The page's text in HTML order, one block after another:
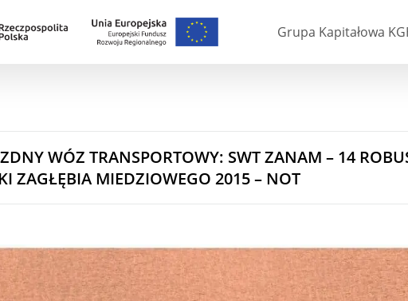
Grupa Kapitałowa
WÓZ TRANSPORTOWY: SWT ZANAM – 14
ZAGŁĘBIA MIEDZIOWEGO 2015 – NOT